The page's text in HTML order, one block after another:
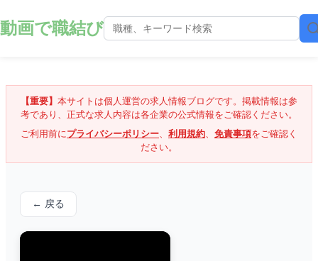
動画で職結び
【重要】 本サイトは個人運営の求人情報ブログです。掲載情報は参
考であり、正式な求人内容は各企業の公式情報をご確認ください。
ご利用前にプライバシーポリシー、 利用規約、 免責事項をご確認く
ださい。
← 戻る